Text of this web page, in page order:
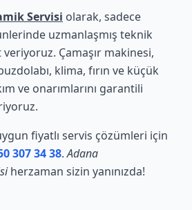
Servisi olarak, sadece
uzmanlaşmış teknik
Çamaşır makinesi,
klima, fırın ve küçük
ve onarımlarını garantili
fiyatlı servis çözümleri için
307 34 38.Adana
herzaman sizin yanınızda!